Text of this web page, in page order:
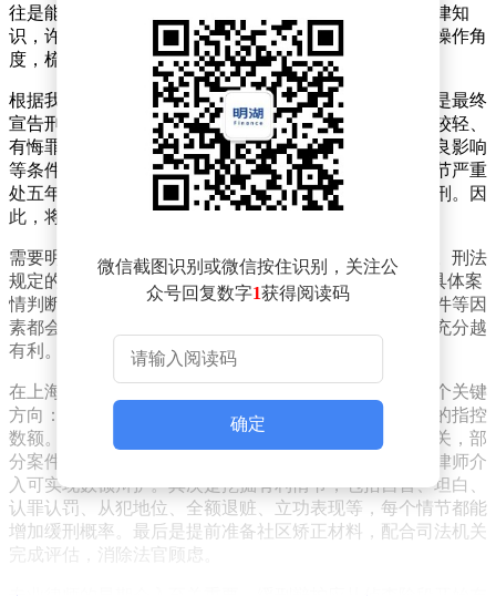
往是能否争取缓刑以避免实际服刑。然而，由于缺乏法律知
识，许多家属不知从何入手。本文将从法律基础和实务操作角
度，梳理争取缓刑的核心逻辑，为家属提供方向指引。
根据我国刑法规定，缓刑适用需同时满足两个前提：一是最终
宣告刑为拘役或三年以下有期徒刑；二是符合犯罪情节较轻、
有悔罪表现、无再犯罪危险、宣告缓刑对社区无重大不良影响
等条件。对于非法经营罪而言，该罪量刑分为两档：情节严重
处五年以下有期徒刑，情节特别严重处五年以上有期徒刑。因
此，将量刑降至三年以下是争取缓刑的基础前提。
需要明确的是，量刑在三年以下并不必然导致缓刑判决。刑法
规定的是"可以"而非"应当"宣告缓刑，最终结果需结合具体案
情判断。全额退赃、初犯偶犯、悔罪态度、社区矫正条件等因
素都会影响判决。这些情节需要提前梳理举证，准备越充分越
有利。
在上海地区司法实践中，争取非法经营罪缓刑需把握三个关键
方向：首先是降低量刑档次，通过审查证据剔除不合理的指控
数额。非法经营罪的量刑与经营数额、违法所得直接相关，部
分案件存在将合法经营数额计入涉案金额的情况，通过律师介
入可实现数额辩护。其次是挖掘有利情节，包括自首、坦白、
认罪认罚、从犯地位、全额退赃、立功表现等，每个情节都能
增加缓刑概率。最后是提前准备社区矫正材料，配合司法机关
完成评估，消除法官顾虑。
微信截图识别或微信按住识别，关注公
众号回复数字1获得阅读码
确定